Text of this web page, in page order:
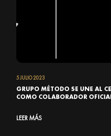
5 JULIO 2023
GRUPO MÉTODO SE UNE AL
COMO COLABORADOR
LEER MÁS